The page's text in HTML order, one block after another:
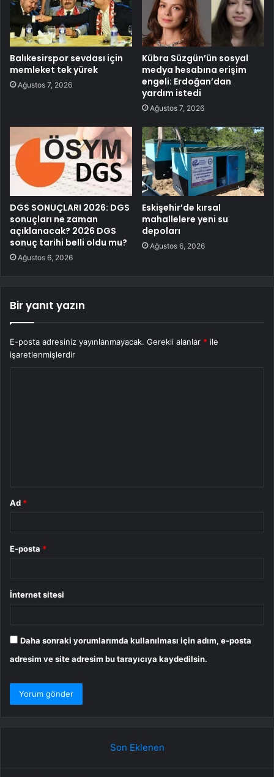
Balıkesirspor sevdası için
memleket tek yürek
Ağustos 7, 2026
Kübra Süzgün’ün sosyal
medya hesabına erişim
engeli: Erdoğan’dan
yardım istedi
Ağustos 7, 2026
DGS SONUÇLARI 2026: DGS
sonuçları ne zaman
açıklanacak? 2026 DGS
sonuç tarihi belli oldu mu?
Ağustos 6, 2026
Eskişehir’de kırsal
mahallelere yeni su
depoları
Ağustos 6, 2026
Bir yanıt yazın
E-posta adresiniz yayınlanmayacak. Gerekli alanlar * ile
işaretlenmişlerdir
Ad *
E-posta *
İnternet sitesi
Daha sonraki yorumlarımda kullanılması için adım, e-posta
adresim ve site adresim bu tarayıcıya kaydedilsin.
Son Eklenen